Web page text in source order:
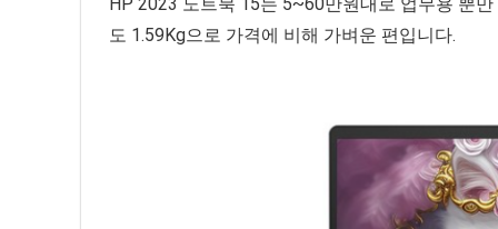
도 1.59Kg으로 가격에 비해 가벼운 편입니다.